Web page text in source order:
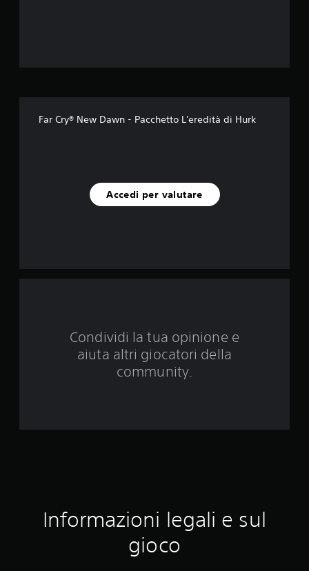
l
e
s
u
u
Far Cry® New Dawn - Pacchetto L'eredità di Hurk
Accedi per valutare
Condividi la tua opinione e
aiuta altri giocatori della
community.
Informazioni legali e sul
gioco